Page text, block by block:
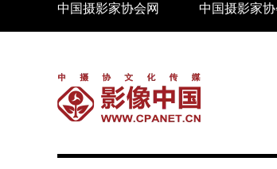
中国摄影家协会网 中国摄影家